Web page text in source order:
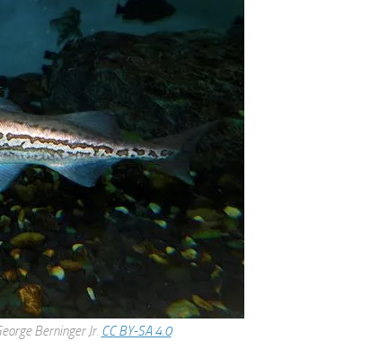
Berninger Jr. CC BY-SA 4.0